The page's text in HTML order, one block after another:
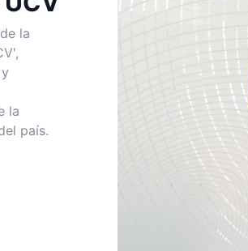
la
la
país.